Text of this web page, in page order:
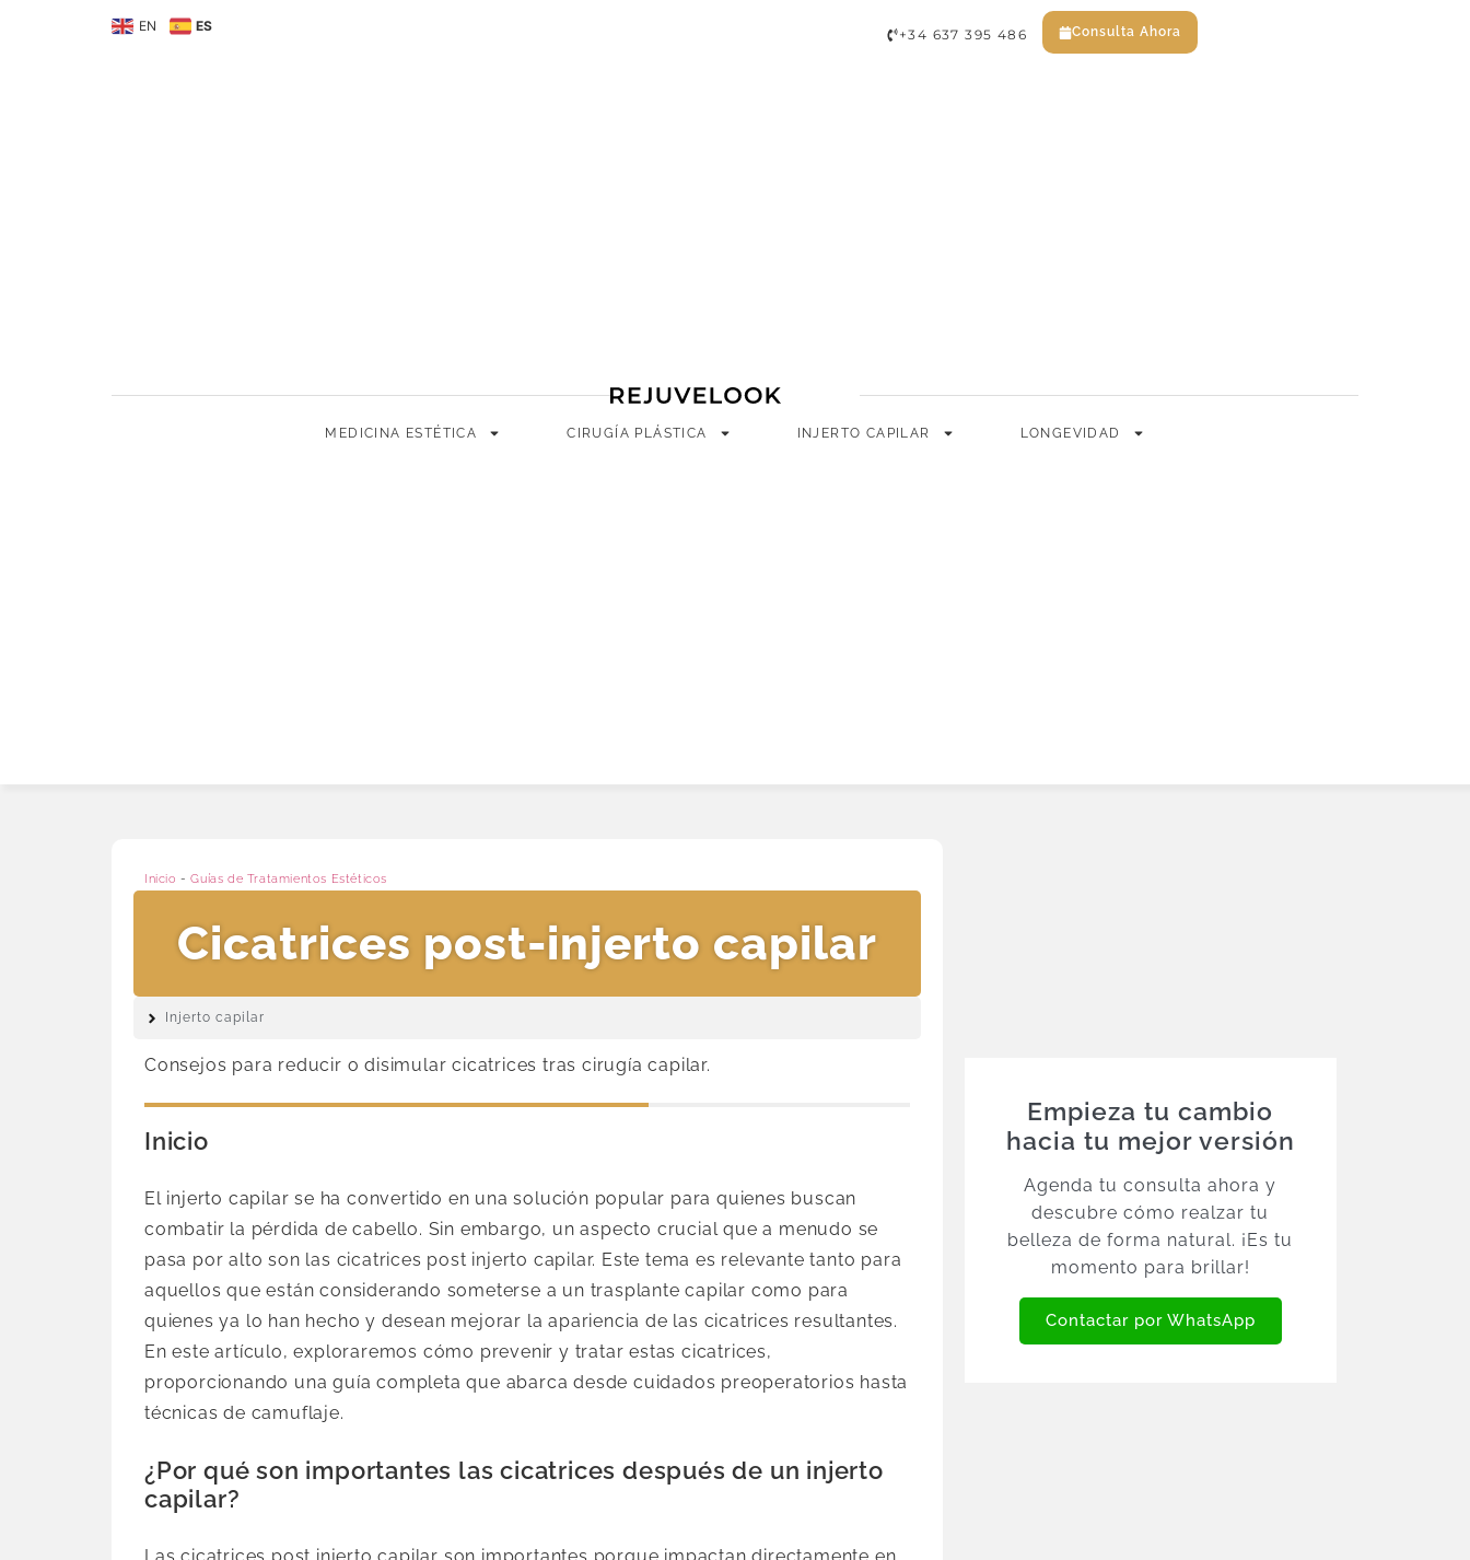
EN ES Consulta Ahora
EN ES
+34 637 395 486 Consulta Ahora
MEDICINA ESTÉTICA CIRUGÍA PLÁSTICA INJERTO CAPILAR LONGEVIDAD
Inicio -Guías de Tratamientos Estéticos
Cicatrices post-injerto capilar
Injerto capilar
Consejos para reducir o disimular cicatrices tras cirugía capilar.
Inicio
El injerto capilar se ha convertido en una solución popular para quienes buscan
combatir la pérdida de cabello. Sin embargo, un aspecto crucial que a menudo se
pasa por alto son las cicatrices post injerto capilar. Este tema es relevante tanto para
aquellos que están considerando someterse a un trasplante capilar como para
quienes ya lo han hecho y desean mejorar la apariencia de las cicatrices resultantes.
En este artículo, exploraremos cómo prevenir y tratar estas cicatrices,
proporcionando una guía completa que abarca desde cuidados preoperatorios hasta
técnicas de camuflaje.
¿Por qué son importantes las cicatrices después de un injerto
capilar?
Las cicatrices post injerto capilar son importantes porque impactan directamente en
Empieza tu cambio
hacia tu mejor versión
Agenda tu consulta ahora y
descubre cómo realzar tu
belleza de forma natural. ¡Es tu
momento para brillar!
Contactar por WhatsApp